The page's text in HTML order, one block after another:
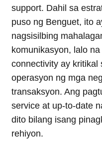
support. Dahil sa
puso ng Benguet, ito
nagsisilbing
komunikasyon, lalo
connectivity ay kritikal
operasyon ng mga
transaksyon. Ang
service at up-to-date
dito bilang isang
rehiyon.